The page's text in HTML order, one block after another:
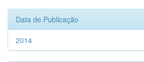
Data de Publicação
2014